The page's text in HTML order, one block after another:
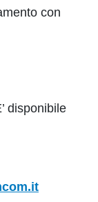
con
disponibile